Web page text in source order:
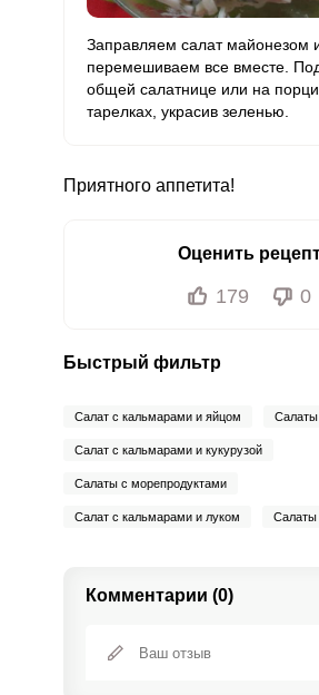
Заправляем салат майонезом
перемешиваем все вместе.
общей салатнице или на
тарелках, украсив зеленью.
Приятного аппетита!
Оценить
179 0
Быстрый фильтр
Салат с кальмарами и яйцом
Салат с кальмарами и кукурузой
Салаты с морепродуктами
Салат с кальмарами и луком Салаты
Комментарии (0)